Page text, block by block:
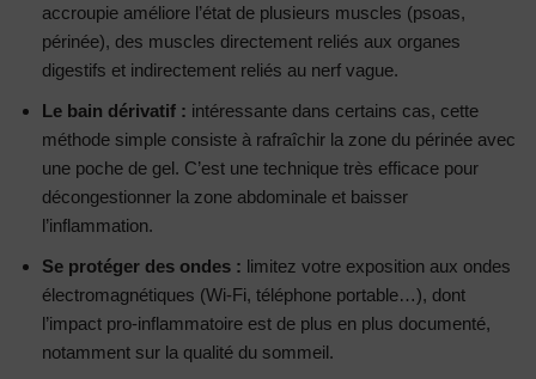
accroupie améliore l’état de plusieurs muscles (psoas,
périnée), des muscles directement reliés aux organes
digestifs et indirectement reliés au nerf vague.
Le bain dérivatif : intéressante dans certains cas, cette
méthode simple consiste à rafraîchir la zone du périnée avec
une poche de gel. C’est une technique très efficace pour
décongestionner la zone abdominale et baisser
l’inflammation.
Se protéger des ondes : limitez votre exposition aux ondes
électromagnétiques (Wi-Fi, téléphone portable…), dont
l’impact pro-inflammatoire est de plus en plus documenté,
notamment sur la qualité du sommeil.